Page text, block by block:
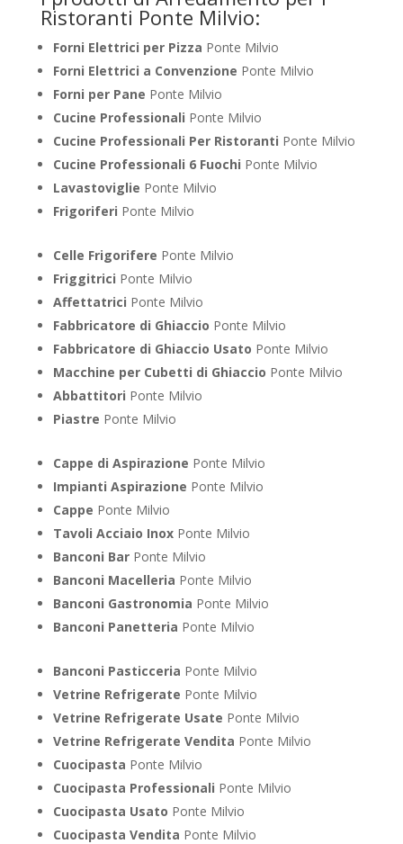
Ristoranti Ponte Milvio:
Forni Elettrici per Pizza Ponte Milvio
Forni Elettrici a Convenzione Ponte Milvio
Forni per Pane Ponte Milvio
Cucine Professionali Ponte Milvio
Cucine Professionali Per Ristoranti Ponte Milvio
Cucine Professionali 6 Fuochi Ponte Milvio
Lavastoviglie Ponte Milvio
Frigoriferi Ponte Milvio
Celle Frigorifere Ponte Milvio
Friggitrici Ponte Milvio
Affettatrici Ponte Milvio
Fabbricatore di Ghiaccio Ponte Milvio
Fabbricatore di Ghiaccio Usato Ponte Milvio
Macchine per Cubetti di Ghiaccio Ponte Milvio
Abbattitori Ponte Milvio
Piastre Ponte Milvio
Cappe di Aspirazione Ponte Milvio
Impianti Aspirazione Ponte Milvio
Cappe Ponte Milvio
Tavoli Acciaio Inox Ponte Milvio
Banconi Bar Ponte Milvio
Banconi Macelleria Ponte Milvio
Banconi Gastronomia Ponte Milvio
Banconi Panetteria Ponte Milvio
Banconi Pasticceria Ponte Milvio
Vetrine Refrigerate Ponte Milvio
Vetrine Refrigerate Usate Ponte Milvio
Vetrine Refrigerate Vendita Ponte Milvio
Cuocipasta Ponte Milvio
Cuocipasta Professionali Ponte Milvio
Cuocipasta Usato Ponte Milvio
Cuocipasta Vendita Ponte Milvio